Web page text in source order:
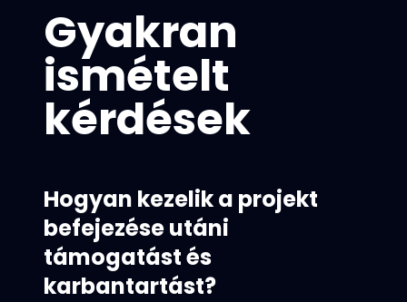
Gyakran
ismételt
kérdések
Hogyan kezelik a projekt
befejezése utáni
támogatást és
karbantartást?